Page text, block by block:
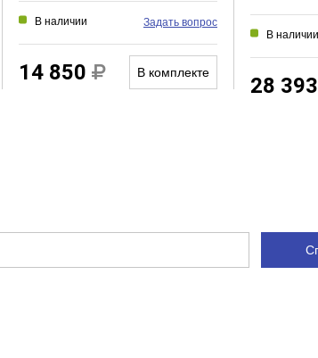
В наличии Задать вопрос
14 850 В комплекте
В наличии
28 393